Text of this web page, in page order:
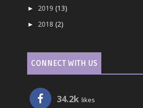
► 2019(13)
► 2018(2)
CONNECT WITH US
34.2k likes